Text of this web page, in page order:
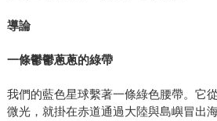
導論
一條鬱鬱蔥蔥的綠帶
我們的藍色星球繫著一條綠色腰帶。它
微光，就掛在赤道通過大陸與島嶼冒出